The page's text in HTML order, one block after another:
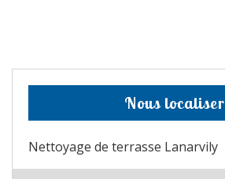
Nous localiser
Nettoyage de terrasse Lanarvily